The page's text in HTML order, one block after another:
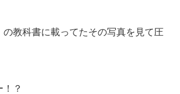
の教科書に載ってたその写真を見て圧
？